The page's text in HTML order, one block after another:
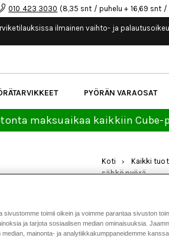
010 423 3030 (8,35 snt / puhelu + 16,69 snt
ilmainen vaihto- ja
PYÖRÄN VARAOSAT
maksuaikaa kaikkiin Cube-
Koti > Kaikki
sähköpyörä
400X EASY
Tuotenumero:
sivustomme toimii oikein ja voimme parantaa sivuston
ja tarjota sosiaalisen median ominaisuuksia.
mainonta- ja analytiikkakumppaneidemme kanssa.